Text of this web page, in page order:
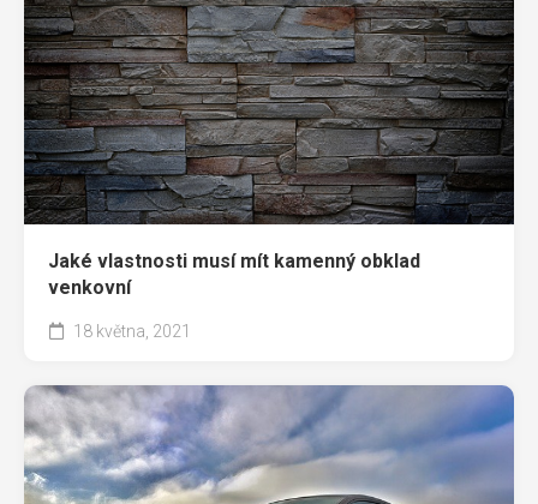
Jaké vlastnosti musí mít kamenný obklad
venkovní
18 května, 2021